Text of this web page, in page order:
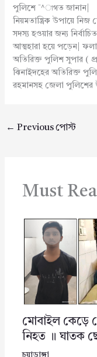
পুলিশে ¯^াগত জানান|
নিয়মতান্ত্রিক উপায়ে নিজ
সদস্য হওয়ার জন্য
আত্মহারা হয়ে পড়েন|
অতিরিক্ত পুলিশ সুপার (
ঝিনাইদহের অতিরিক্ত
রহমানসহ জেলা পুলিশের
← Previous পোস্ট
Must
মোবাইল কেড়ে
নিহত ॥ ঘাতক